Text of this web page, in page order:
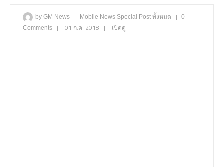
by GM News | Mobile News Special Post ทั้งหมด |
0
Comments
| 01 ก.ค. 2018 | เปิดดู